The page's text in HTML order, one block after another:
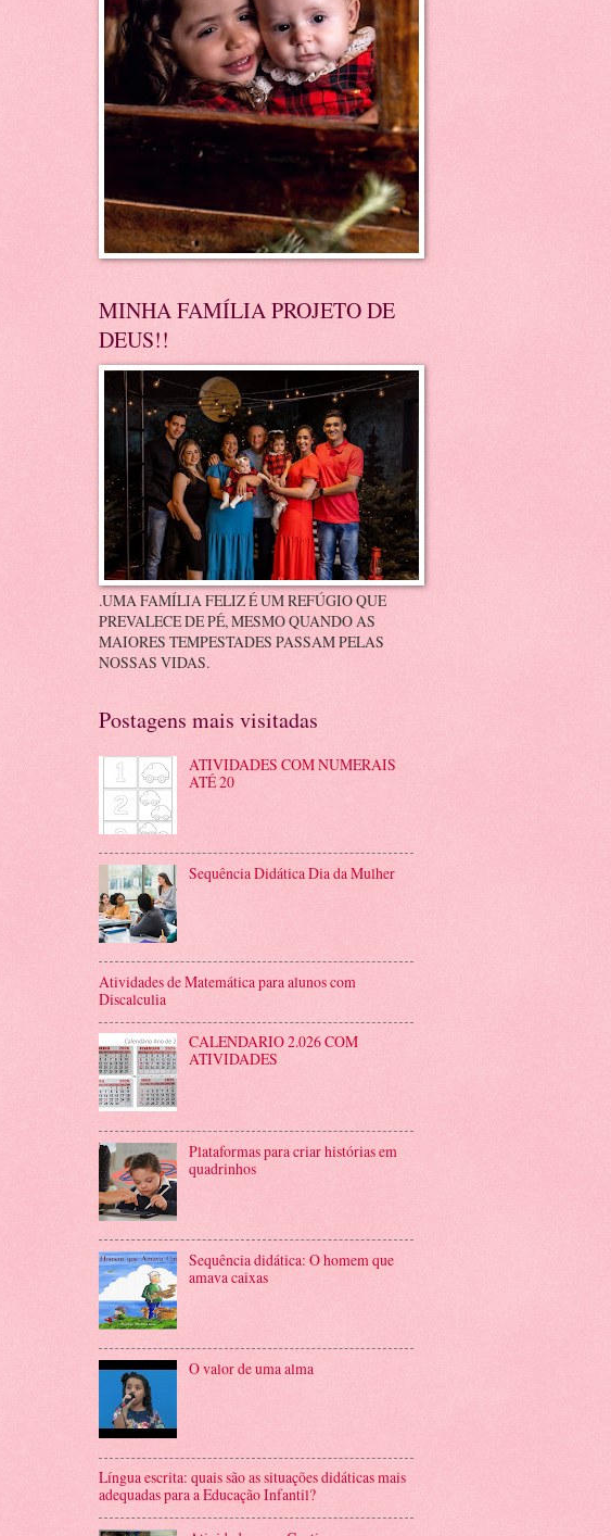
MINHA FAMÍLIA PROJETO DE
DEUS!!
.UMA FAMÍLIA FELIZ É UM REFÚGIO QUE
PREVALECE DE PÉ, MESMO QUANDO AS
MAIORES TEMPESTADES PASSAM PELAS
NOSSAS VIDAS.
Postagens mais visitadas
ATIVIDADES COM NUMERAIS
ATÉ 20
Sequência Didática Dia da Mulher
Atividades de Matemática para alunos com
Discalculia
CALENDARIO 2.026 COM
ATIVIDADES
Plataformas para criar histórias em
quadrinhos
Sequência didática: O homem que
amava caixas
O valor de uma alma
Língua escrita: quais são as situações didáticas mais
adequadas para a Educação Infantil?